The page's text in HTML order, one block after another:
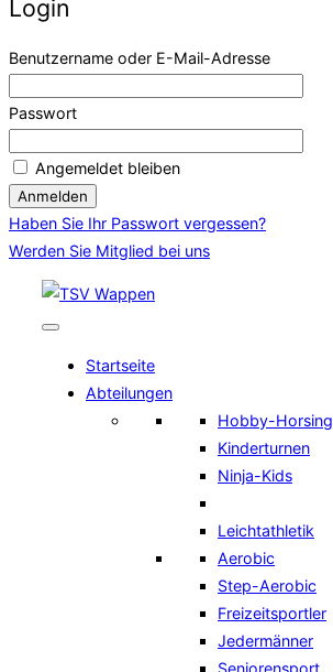
Login
Benutzername oder E-Mail-Adresse
Passwort
Angemeldet bleiben
Haben Sie Ihr Passwort vergessen?
Werden Sie Mitglied bei uns
Inhalt
Startseite
Abteilungen
Hobby-Horsing
Kinderturnen
Ninja-Kids
Leichtathletik
Aerobic
Step-Aerobic
Freizeitsportler
Jedermänner
Seniorensport